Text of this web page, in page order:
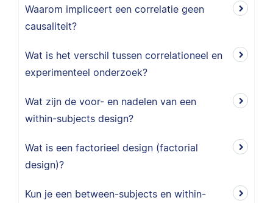
Waarom impliceert een correlatie geen
causaliteit?
Wat is het verschil tussen correlationeel en
experimenteel onderzoek?
Wat zijn de voor- en nadelen van een
within-subjects design?
Wat is een factorieel design (factorial
design)?
Kun je een between-subjects en within-